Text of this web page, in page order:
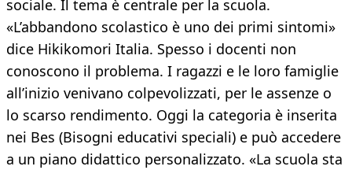
sociale. Il tema è centrale per la scuola.
«L’abbandono scolastico è uno dei primi sintomi»
dice Hikikomori Italia. Spesso i docenti non
conoscono il problema. I ragazzi e le loro famiglie
all’inizio venivano colpevolizzati, per le assenze o
lo scarso rendimento. Oggi la categoria è inserita
nei Bes (Bisogni educativi speciali) e può accedere
a un piano didattico personalizzato. «La scuola sta